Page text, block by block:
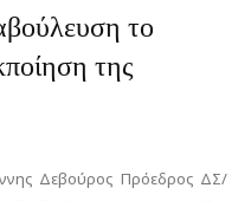
το
της
Δεβούρος Πρόεδρος ΔΣ/